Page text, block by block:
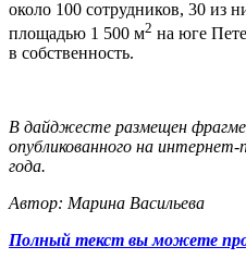
около 100 сотрудников, 30 из
площадью 1 500 м2 на юге
в собственность.
В дайджесте размещен
опубликованного на
года.
Автор: Марина Васильева
Полный текст вы можете